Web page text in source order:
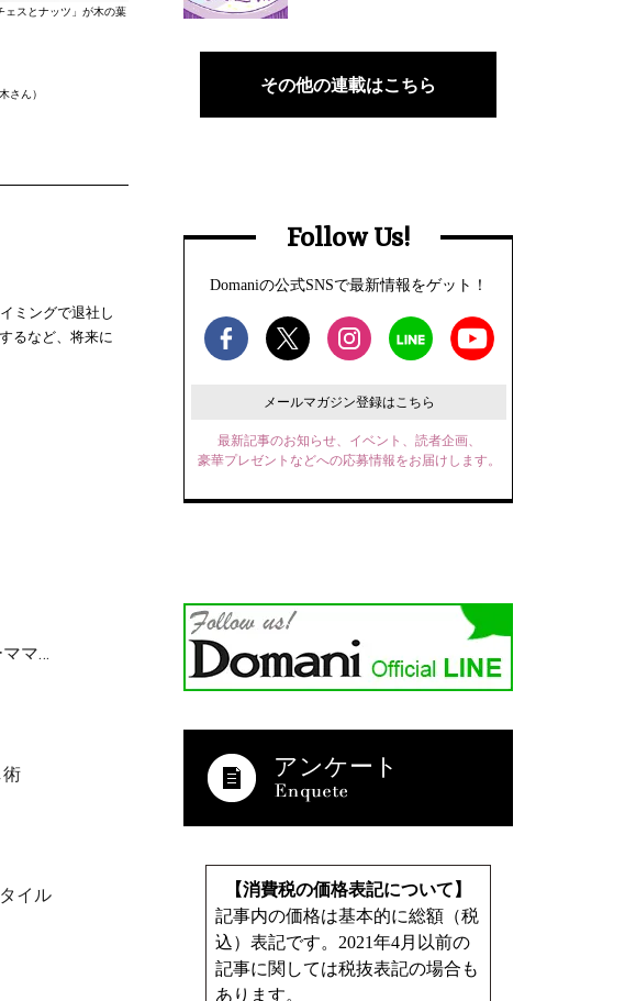
ェスとナッツ」が木の葉
さん）
ミングで退社し
るなど、将来に
マ…
術
イル
その他の連載はこちら
Follow Us!
Domaniの公式SNSで最新情報をゲット！
メールマガジン登録はこちら
最新記事のお知らせ、イベント、読者企画、
豪華プレゼントなどへの応募情報をお届けします。
アンケート
【消費税の価格表記について】
記事内の価格は基本的に総額（税
込）表記です。2021年4月以前の
記事に関しては税抜表記の場合も
あります。